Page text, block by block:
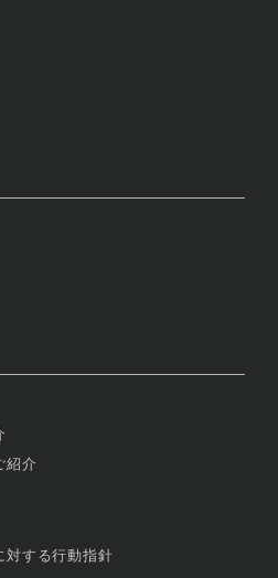
紹介
対する行動指針